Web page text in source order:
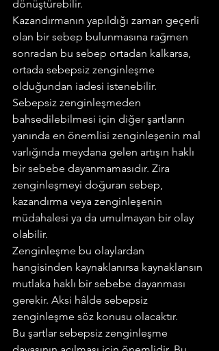
dönüştürebilir.
Kazandırmanın yapıldığı zaman geçerli
olan bir sebep bulunmasına rağmen
sonradan bu sebep ortadan kalkarsa,
ortada sebepsiz zenginleşme
olduğundan iadesi istenebilir.
Sebepsiz zenginleşmeden
bahsedilebilmesi için diğer şartların
yanında en önemlisi zenginleşenin mal
varlığında meydana gelen artışın haklı
bir sebebe dayanmamasıdır. Zira
zenginleşmeyi doğuran sebep,
kazandırma veya zenginleşenin
müdahalesi ya da umulmayan bir olay
olabilir.
Zenginleşme bu olaylardan
hangisinden kaynaklanırsa kaynaklansın
mutlaka haklı bir sebebe dayanması
gerekir. Aksi hâlde sebepsiz
zenginleşme söz konusu olacaktır.
Bu şartlar sebepsiz zenginleşme